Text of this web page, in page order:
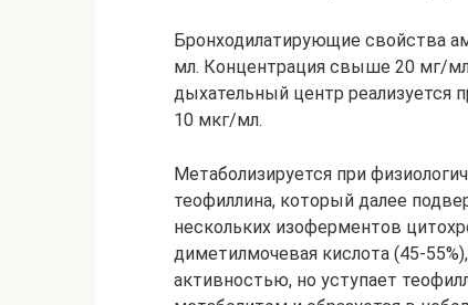
Бронходилатирующие свойства
мл. Концентрация свыше 20 мг/
дыхательный центр реализуется
10 мкг/мл.
Метаболизируется при
теофиллина, который далее
нескольких изоферментов
диметилмочевая кислота (45-
активностью, но уступает